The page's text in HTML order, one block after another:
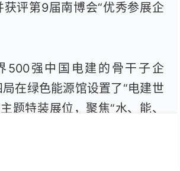
评第9届南博会“优秀参展企
500强中国电建的骨干子企
在绿色能源馆设置了“电建世
题特装展位，聚焦“水、能、